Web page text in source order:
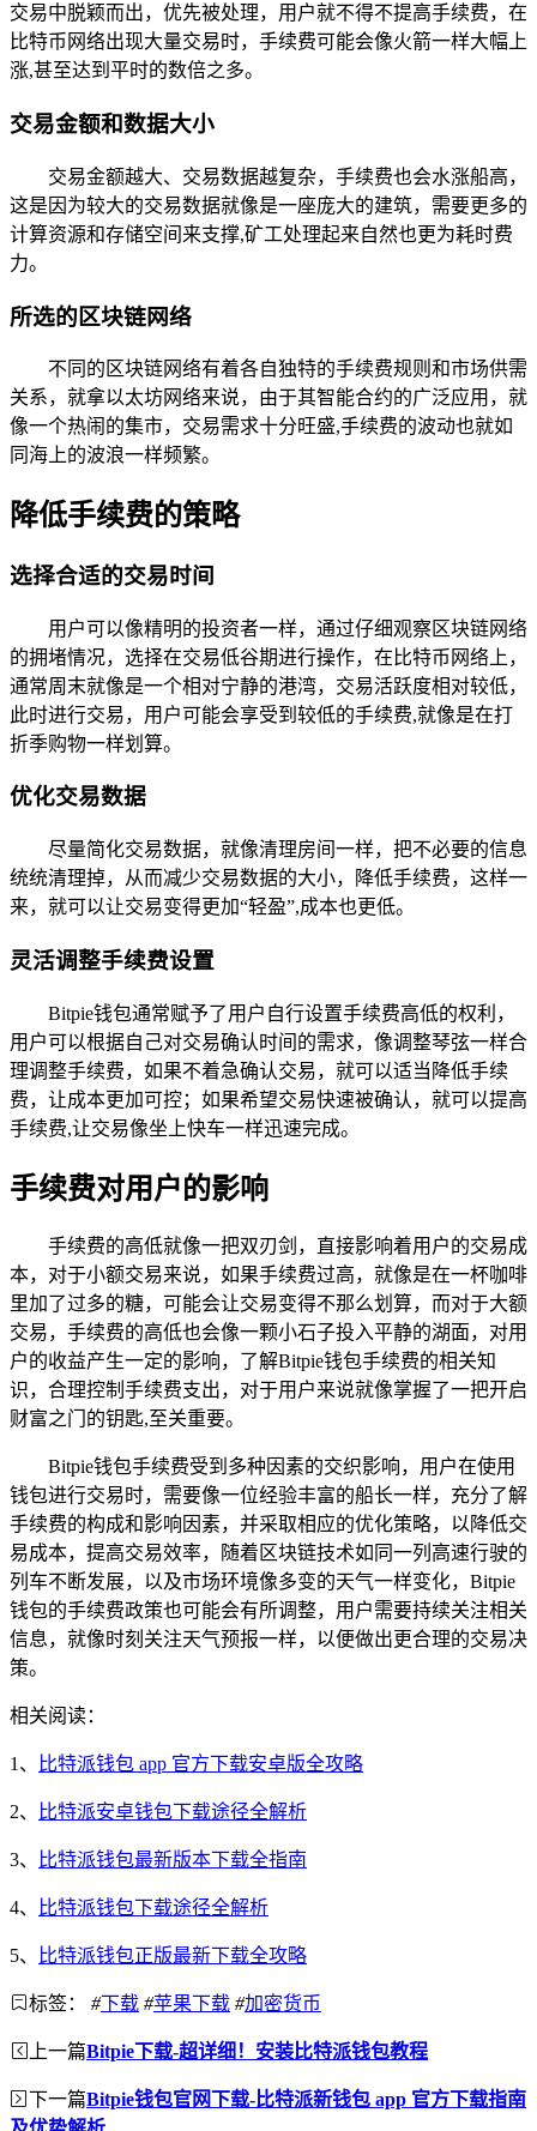
交易中脱颖而出，优先被处理，用户就不得不提高手续费，在
比特币网络出现大量交易时，手续费可能会像火箭一样大幅上
涨,甚至达到平时的数倍之多。
交易金额和数据大小
交易金额越大、交易数据越复杂，手续费也会水涨船高，
这是因为较大的交易数据就像是一座庞大的建筑，需要更多的
计算资源和存储空间来支撑,矿工处理起来自然也更为耗时费
力。
所选的区块链网络
不同的区块链网络有着各自独特的手续费规则和市场供需
关系，就拿以太坊网络来说，由于其智能合约的广泛应用，就
像一个热闹的集市，交易需求十分旺盛,手续费的波动也就如
同海上的波浪一样频繁。
降低手续费的策略
选择合适的交易时间
用户可以像精明的投资者一样，通过仔细观察区块链网络
的拥堵情况，选择在交易低谷期进行操作，在比特币网络上，
通常周末就像是一个相对宁静的港湾，交易活跃度相对较低，
此时进行交易，用户可能会享受到较低的手续费,就像是在打
折季购物一样划算。
优化交易数据
尽量简化交易数据，就像清理房间一样，把不必要的信息
统统清理掉，从而减少交易数据的大小，降低手续费，这样一
来，就可以让交易变得更加“轻盈”,成本也更低。
灵活调整手续费设置
Bitpie钱包通常赋予了用户自行设置手续费高低的权利，
用户可以根据自己对交易确认时间的需求，像调整琴弦一样合
理调整手续费，如果不着急确认交易，就可以适当降低手续
费，让成本更加可控；如果希望交易快速被确认，就可以提高
手续费,让交易像坐上快车一样迅速完成。
手续费对用户的影响
手续费的高低就像一把双刃剑，直接影响着用户的交易成
本，对于小额交易来说，如果手续费过高，就像是在一杯咖啡
里加了过多的糖，可能会让交易变得不那么划算，而对于大额
交易，手续费的高低也会像一颗小石子投入平静的湖面，对用
户的收益产生一定的影响，了解Bitpie钱包手续费的相关知
识，合理控制手续费支出，对于用户来说就像掌握了一把开启
财富之门的钥匙,至关重要。
Bitpie钱包手续费受到多种因素的交织影响，用户在使用
钱包进行交易时，需要像一位经验丰富的船长一样，充分了解
手续费的构成和影响因素，并采取相应的优化策略，以降低交
易成本，提高交易效率，随着区块链技术如同一列高速行驶的
列车不断发展，以及市场环境像多变的天气一样变化，Bitpie
钱包的手续费政策也可能会有所调整，用户需要持续关注相关
信息，就像时刻关注天气预报一样，以便做出更合理的交易决
策。
相关阅读：
1、 比特派钱包 app 官方下载安卓版全攻略
2、 比特派安卓钱包下载途径全解析
3、 比特派钱包最新版本下载全指南
4、 比特派钱包下载途径全解析
5、 比特派钱包正版最新下载全攻略
标签： #下载 #苹果下载 #加密货币
上一篇Bitpie下载-超详细！安装比特派钱包教程
下一篇Bitpie钱包官网下载-比特派新钱包 app 官方下载指南